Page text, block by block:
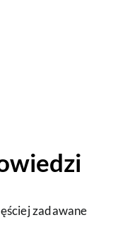
zadawane